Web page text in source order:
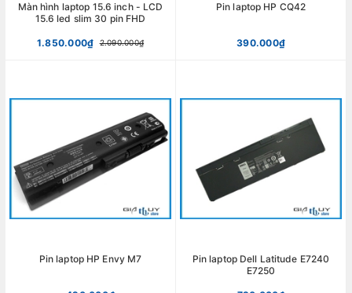
Màn hình laptop 15.6 inch - LCD
15.6 led slim 30 pin FHD
1.850.000₫ 2.090.000₫
Pin laptop HP CQ42
390.000₫
Pin laptop HP Envy M7
Pin laptop Dell Latitude E7240
E7250